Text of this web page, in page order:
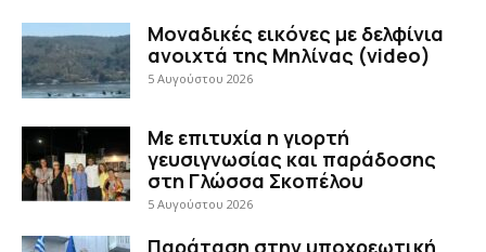
Μοναδικές εικόνες με δελφίνια
ανοιχτά της Μηλίνας (video)
5 Αυγούστου 2026
Με επιτυχία η γιορτή
γευσιγνωσίας και παράδοσης
στη Γλώσσα Σκοπέλου
5 Αυγούστου 2026
Παράταση στην υποχρεωτική